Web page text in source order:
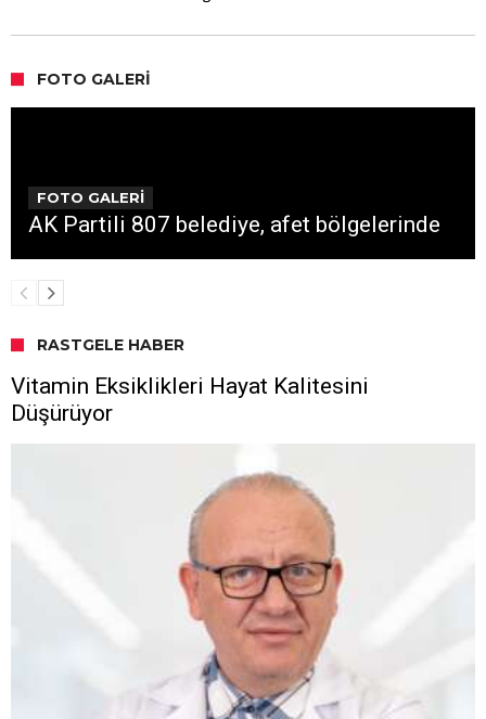
FOTO GALERI
FOTO GALERİ
AK Partili 807 belediye, afet bölgelerinde
RASTGELE HABER
Vitamin Eksiklikleri Hayat Kalitesini
Düşürüyor